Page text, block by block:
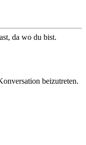
da wo du bist.
beizutreten.